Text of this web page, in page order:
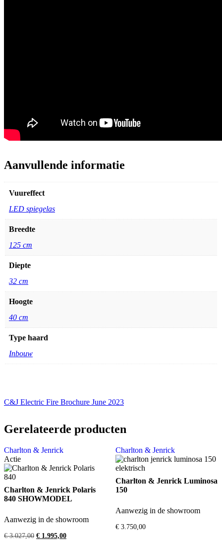
Aanvullende informatie
Vuureffect
LED spiegelas
Breedte
125 cm
Diepte
32 cm
Hoogte
40 cm
Type haard
Inbouw
C&J Electric Fire Brochure June 2023
Gerelateerde producten
Charlton & Jenrick
Actie
Charlton & Jenrick Polaris
840 SHOWMODEL
Aanwezig in de showroom
€3.027,00 Oorspronkelijke
€ 1.995,00Huidige
Charlton & Jenrick
Charlton & Jenrick Luminosa
150
Aanwezig in de showroom
€3.750,00